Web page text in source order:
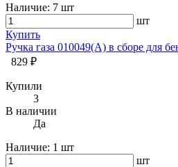
Наличие: 7 шт
шт
Купить
Ручка газа 010049(A) в сборе для
829 ₽
Купили
3
В наличии
Да
Наличие: 1 шт
шт